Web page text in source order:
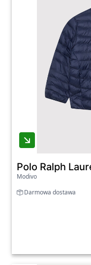
Polo Ralph
Modivo
Darmowa dostawa